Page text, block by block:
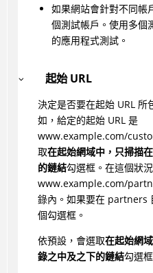
如果網站會針對不同帳
個測試帳戶。使用多個
的應用程式測試。
起始 URL
決定是否要在起始 URL 所
如，給定的起始 URL 是
www.example.com/
取在起始網域中，只掃描
的鏈結勾選框。在這個狀
www.example.com/
錄內。如果要在 partners
個勾選框。
依預設，會選取在起始網
錄之中及之下的鏈結勾選框